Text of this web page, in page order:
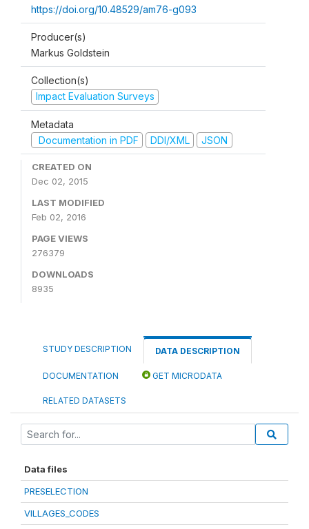
https://doi.org/10.48529/am76-g093
Producer(s)
Markus Goldstein
Collection(s)
Impact Evaluation Surveys
Metadata
Documentation in PDF
DDI/XML JSON
CREATED ON
Dec 02, 2015
LAST MODIFIED
Feb 02, 2016
PAGE VIEWS
276379
DOWNLOADS
8935
STUDY DESCRIPTION DATA DESCRIPTION
DOCUMENTATION GET MICRODATA
RELATED DATASETS
Data files
PRESELECTION
VILLAGES_CODES